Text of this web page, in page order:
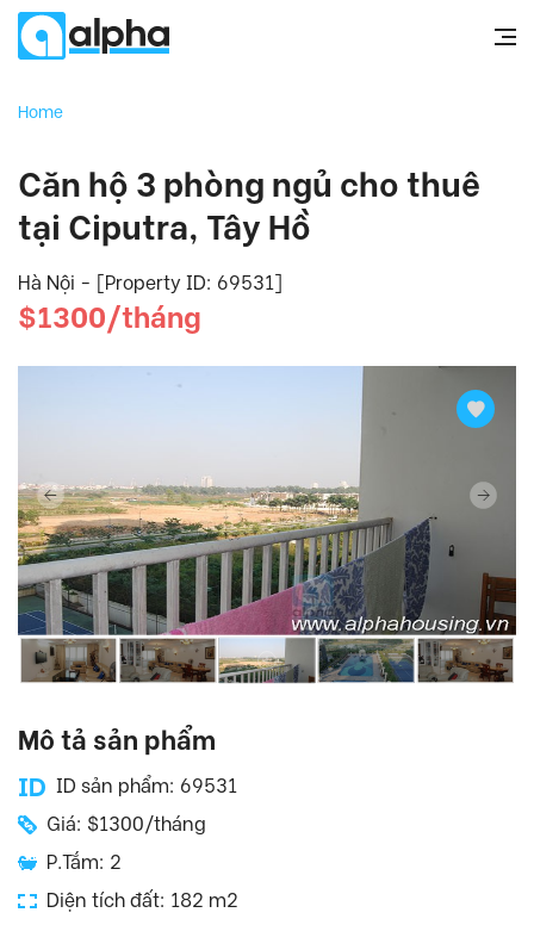
Home
Căn hộ 3 phòng ngủ cho thuê
tại Ciputra, Tây Hồ
Hà Nội - [Property ID: 69531]
$1300/tháng
Mô tả sản phẩm
ID sản phẩm: 69531
Giá: $1300/tháng
P.Tắm: 2
Diện tích đất: 182 m2